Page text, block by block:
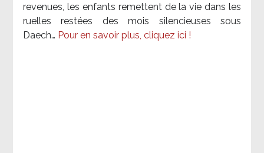
revenues, les enfants remettent de la vie dans les
ruelles restées des mois silencieuses sous
Daech… Pour en savoir plus, cliquez ici !